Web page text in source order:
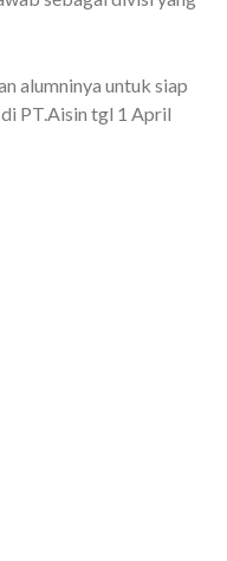
alumninya untuk siap
PT.Aisin tgl 1 April